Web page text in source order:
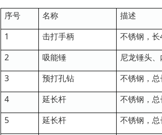
序号
名称 描述
1
击打手柄 不锈钢，
2
吸能锤 尼龙锤头
3
预打孔钻 不锈钢，
4
延长杆 不锈钢，
5
延长杆 不锈钢，